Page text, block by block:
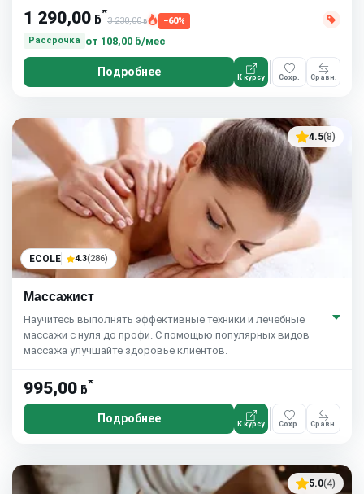
1 290,00 ƃ*
3 230,00ƃ
−60%
Рассрочка
от 108,00 ƃ/мес
Подробнее К курсу Сохр. Сравн.
4.5(8)
ECOLE 4.3(286)
Массажист
Научитесь выполнять эффективные техники и лечебные
массажи с нуля до профи. С помощью популярных видов
массажа улучшайте здоровье клиентов.
995,00 ƃ*
Подробнее К курсу Сохр. Сравн.
5.0(4)